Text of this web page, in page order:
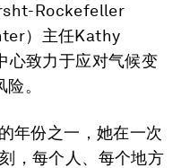
Rockefeller
）主任Kathy
心致力于应对气候变
。
年份之一，她在一次
，每个人、每个地方